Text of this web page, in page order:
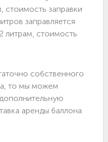
стоимость заправки
заправляется
литрам, стоимость
собственного
то мы можем
аренды баллона